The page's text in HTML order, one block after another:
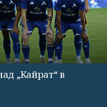
„Кайрат“ в